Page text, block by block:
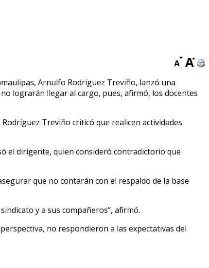
Arnulfo Rodríguez Treviño, lanzó una
lograrán llegar al cargo, pues, afirmó, los docentes
Treviño criticó que realicen actividades
el dirigente, quien consideró contradictorio que
que no contarán con el respaldo de la base
y a sus compañeros”, afirmó.
no respondieron a las expectativas del